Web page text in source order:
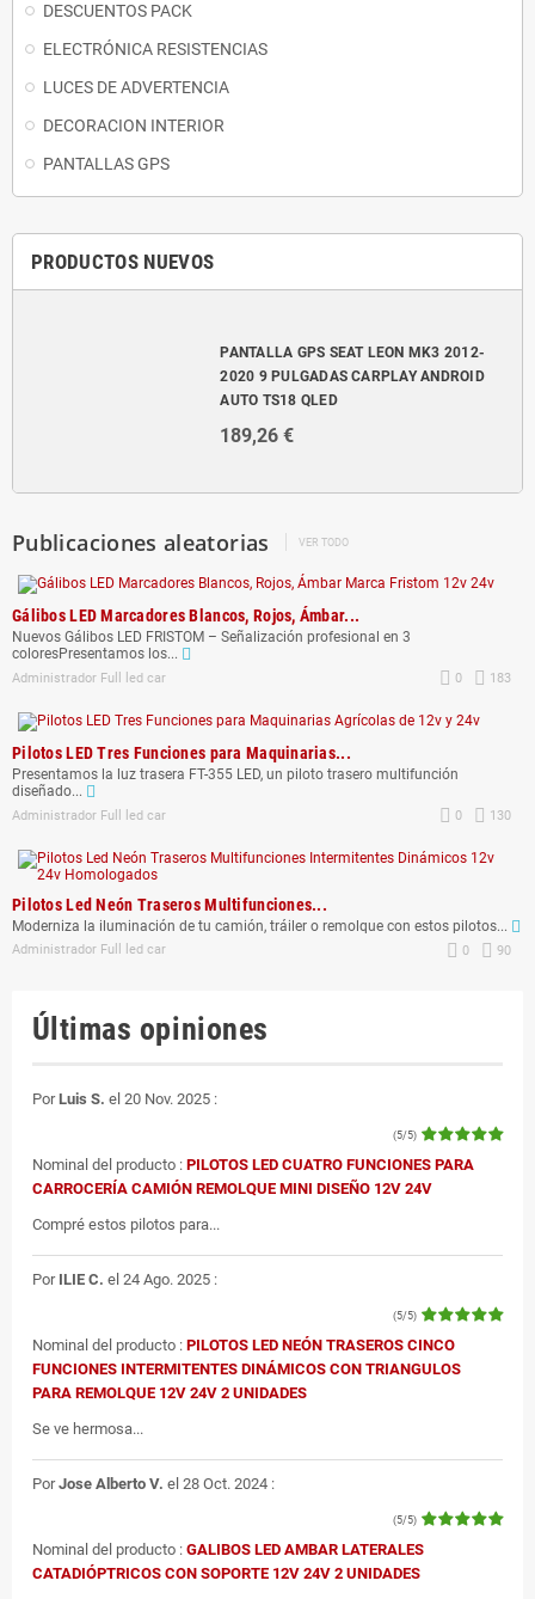
DESCUENTOS PACK
ELECTRÓNICA RESISTENCIAS
LUCES DE ADVERTENCIA
DECORACION INTERIOR
PANTALLAS GPS
PRODUCTOS NUEVOS
PANTALLA GPS SEAT LEON MK3 2012-
2020 9 PULGADAS CARPLAY ANDROID
AUTO TS18 QLED
189,26 €
Publicaciones aleatorias VER TODO
Gálibos LED Marcadores Blancos, Rojos, Ámbar...
Nuevos Gálibos LED FRISTOM – Señalización profesional en 3
coloresPresentamos los...
Administrador Full led car 183
0
Pilotos LED Tres Funciones para Maquinarias...
Presentamos la luz trasera FT-355 LED, un piloto trasero multifunción
diseñado...
Administrador Full led car 130
0
Pilotos Led Neón Traseros Multifunciones...
Moderniza la iluminación de tu camión, tráiler o remolque con estos pilotos...
Administrador Full led car 90
0
Últimas opiniones
PorLuis S. el 20 Nov. 2025 :
(5/5)
Nominal del producto : PILOTOS LED CUATRO FUNCIONES PARA
CARROCERÍA CAMIÓN REMOLQUE MINI DISEÑO 12V 24V
Compré estos pilotos para...
Por ILIE C. el 24 Ago. 2025 :
(5/5)
Nominal del producto : PILOTOS LED NEÓN TRASEROS CINCO
FUNCIONES INTERMITENTES DINÁMICOS CON TRIANGULOS
PARA REMOLQUE 12V 24V 2 UNIDADES
Se ve hermosa...
PorJose Alberto V. el 28 Oct. 2024 :
(5/5)
Nominal del producto : GALIBOS LED AMBAR LATERALES
CATADIÓPTRICOS CON SOPORTE 12V 24V 2 UNIDADES